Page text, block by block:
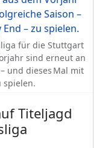
für die Stuttgart
sind erneut an
und dieses Mal mit
spielen.
Titeljagd